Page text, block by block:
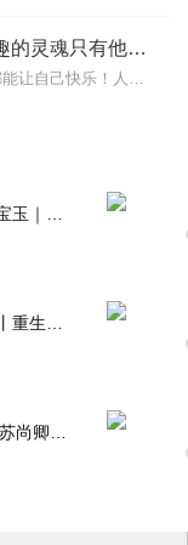
苏东坡·王阳明·曾国藩：有趣的灵魂只有他一个|庄子
人生重要的能力，是无论多难，都能让自己快乐！人生为何不快乐，只因未读苏东坡。他一生坎坷，不是被贬谪，就是在被贬谪的路上；他一生豁达，把别人眼中的苟且，活成了自己...